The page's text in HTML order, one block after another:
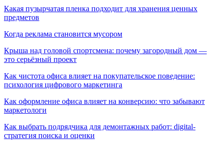
Какая пузырчатая пленка подходит для хранения ценных
предметов
Когда реклама становится мусором
Крыша над головой спортсмена: почему загородный дом —
это серьёзный проект
Как чистота офиса влияет на покупательское поведение:
психология цифрового маркетинга
Как оформление офиса влияет на конверсию: что забывают
маркетологи
Как выбрать подрядчика для демонтажных работ: digital-
стратегия поиска и оценки